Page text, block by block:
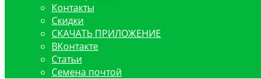
Контакты
Скидки
СКАЧАТЬ ПРИЛОЖЕНИЕ
ВКонтакте
Статьи
Семена почтой